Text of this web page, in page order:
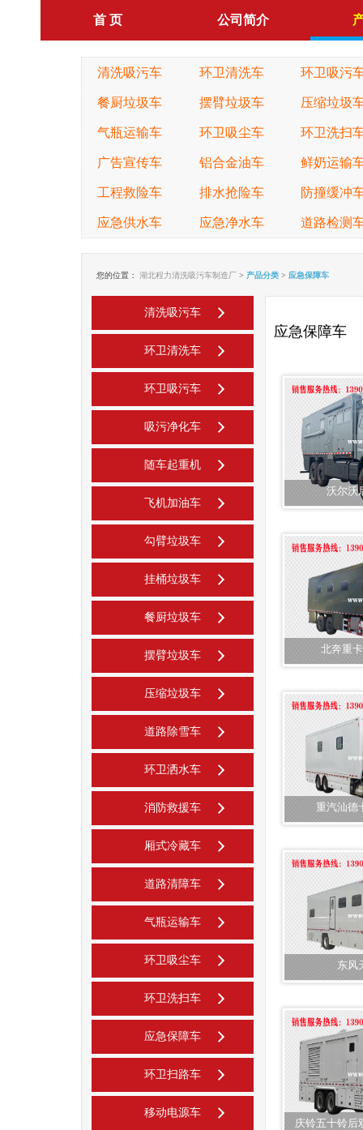
首 页 公司简介
清洗吸污车 环卫清洗车 环卫吸污
餐厨垃圾车 摆臂垃圾车 压缩垃圾
气瓶运输车 环卫吸尘车 环卫洗扫
广告宣传车 铝合金油车 鲜奶运输
工程救险车 排水抢险车 防撞缓冲
应急供水车 应急净水车 道路检测
您的位置： 湖北程力清洗吸污车制造厂 > 产品分类 > 应急保障车
清洗吸污车
环卫清洗车
环卫吸污车
吸污净化车
随车起重机
飞机加油车
勾臂垃圾车
挂桶垃圾车
餐厨垃圾车
摆臂垃圾车
压缩垃圾车
道路除雪车
环卫洒水车
消防救援车
厢式冷藏车
道路清障车
气瓶运输车
环卫吸尘车
环卫洗扫车
应急保障车
环卫扫路车
移动电源车
应急保障车
沃尔沃
北奔重
重汽汕德
东风
庆铃五十铃后